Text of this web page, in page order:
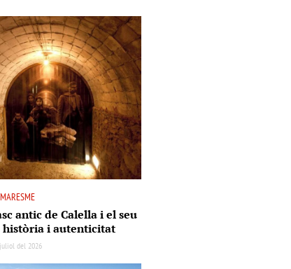
MARESME
antic de Calella i el seu
i autenticitat
del 2026